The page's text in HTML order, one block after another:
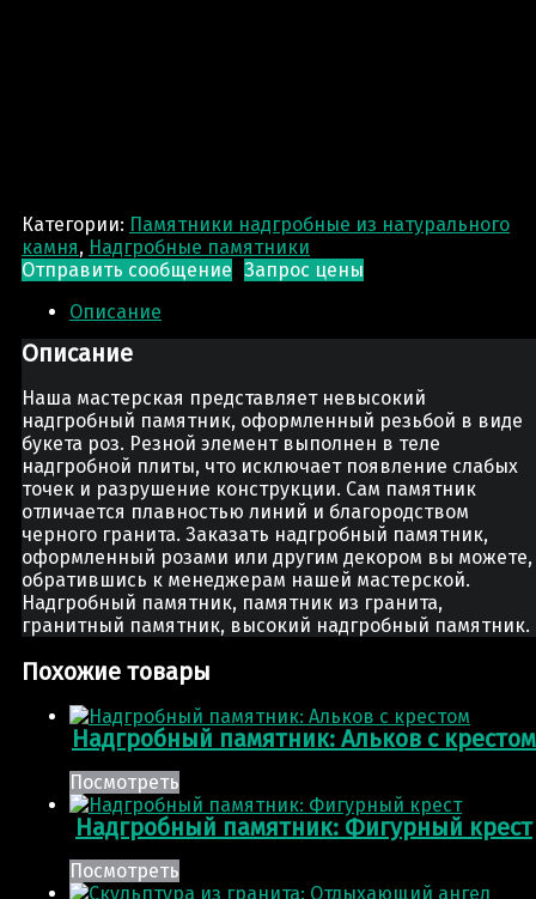
Категории: Памятники надгробные из натурального
камня, Надгробные памятники
Отправить сообщение Запрос цены
Описание
Описание
Наша мастерская представляет невысокий
надгробный памятник, оформленный резьбой в виде
букета роз. Резной элемент выполнен в теле
надгробной плиты, что исключает появление слабых
точек и разрушение конструкции. Сам памятник
отличается плавностью линий и благородством
черного гранита. Заказать надгробный памятник,
оформленный розами или другим декором вы можете,
обратившись к менеджерам нашей мастерской.
Надгробный памятник, памятник из гранита,
гранитный памятник, высокий надгробный памятник.
Похожие товары
Надгробный памятник: Альков с крестом
Посмотреть
Надгробный памятник: Фигурный крест
Посмотреть